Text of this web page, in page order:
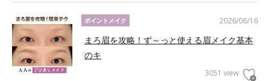
2026/06/16
ポイントメイク
まろ眉を攻略！ず～っと使える眉メイク基本
のキ
3051 view